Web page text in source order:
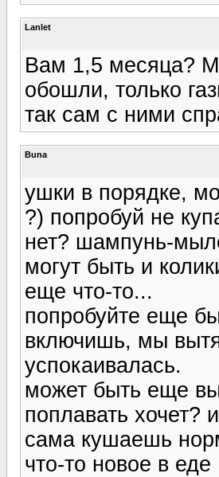
Lanlet
Вам 1,5 месяца?
обошли, только
так сам с ними
Buna
ушки в порядке,
?) попробуй не
нет? шампунь-
могут быть и
еще что-то...
попробуйте еще
включишь, мы
успокаивалась.
может быть еще
поплавать хочет?
сама кушаешь
что-то новое в еде